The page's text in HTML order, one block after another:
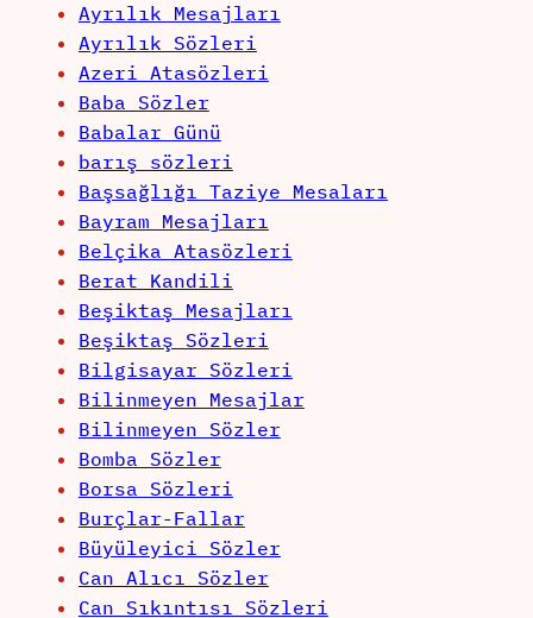
Ayrılık Mesajları
Ayrılık Sözleri
Azeri Atasözleri
Baba Sözler
Babalar Günü
barış sözleri
Başsağlığı Taziye Mesaları
Bayram Mesajları
Belçika Atasözleri
Berat Kandili
Beşiktaş Mesajları
Beşiktaş Sözleri
Bilgisayar Sözleri
Bilinmeyen Mesajlar
Bilinmeyen Sözler
Bomba Sözler
Borsa Sözleri
Burçlar-Fallar
Büyüleyici Sözler
Can Alıcı Sözler
Can Sıkıntısı Sözleri